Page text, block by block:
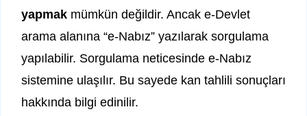
yapmak mümkün değildir. Ancak e-Devlet
arama alanına “e-Nabız” yazılarak sorgulama
yapılabilir. Sorgulama neticesinde e-Nabız
sistemine ulaşılır. Bu sayede kan tahlili sonuçları
hakkında bilgi edinilir.